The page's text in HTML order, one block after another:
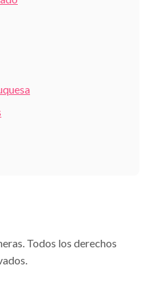
Todos los derechos